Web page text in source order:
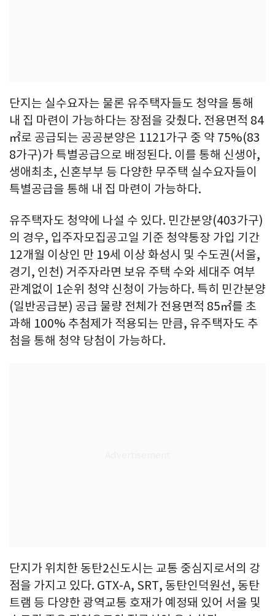
단지는 실수요자는 물론 유주택자들도 청약을 통해
내 집 마련이 가능하다는 장점을 갖췄다. 전용면적 84
㎡로 공급되는 공공분양은 1121가구 중 약 75%(83
8가구)가 특별공급으로 배정된다. 이를 통해 신생아,
생애최초, 신혼부부 등 다양한 무주택 실수요자들이
특별공급을 통해 내 집 마련이 가능하다.
유주택자도 청약에 나설 수 있다. 민간분양(403가구)
의 경우, 입주자모집공고일 기준 청약통장 가입 기간
12개월 이상인 만 19세 이상 화성시 및 수도권(서울,
경기, 인천) 거주자라면 보유 주택 수와 세대주 여부
관계없이 1순위 청약 신청이 가능하다. 특히 민간분양
(일반공급분) 공급 물량 전체가 전용면적 85㎡를 초
과해 100% 추첨제가 적용되는 만큼, 유주택자도 추
첨을 통해 청약 당첨이 가능하다.
단지가 위치한 동탄2신도시는 교통 중심지로서의 강
점을 가지고 있다. GTX-A, SRT, 동탄인덕원선, 동탄
트램 등 다양한 광역교통 호재가 예정돼 있어 서울 및